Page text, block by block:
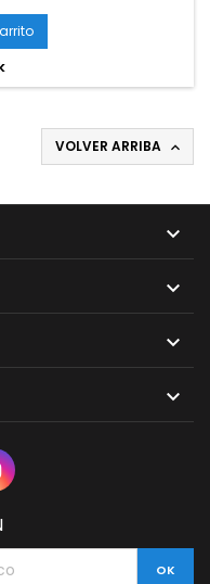
VOLVER ARRIBA 



